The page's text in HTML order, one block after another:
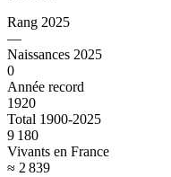
Rang 2025
—
Naissances 2025
0
Année record
1920
Total 1900-2025
9 180
Vivants en France
≈ 2 839